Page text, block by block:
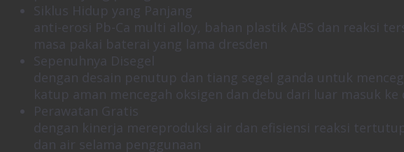
Siklus Hidup yang Panjang
anti-erosi Pb-Ca multi alloy, bahan plastik ABS dan reaksi
masa pakai baterai yang lama dresden
Sepenuhnya Disegel
dengan desain penutup dan tiang segel ganda untuk
katup aman mencegah oksigen dan debu dari luar masuk ke
Perawatan Gratis
dengan kinerja mereproduksi air dan efisiensi reaksi
dan air selama penggunaan